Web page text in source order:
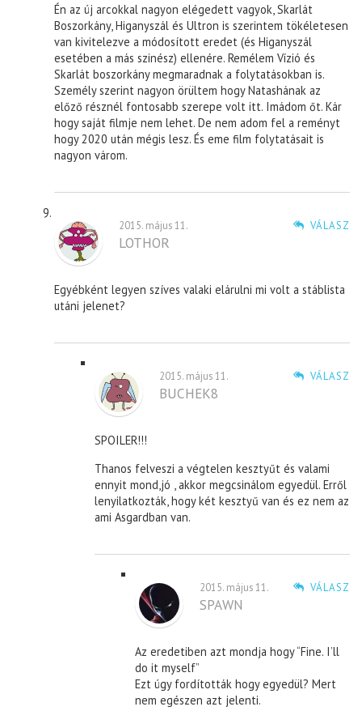
Én az új arcokkal nagyon elégedett vagyok, Skarlát
Boszorkány, Higanyszál és Ultron is szerintem tökéletesen
van kivitelezve a módosított eredet (és Higanyszál
esetében a más szinész) ellenére. Remélem Vízió és
Skarlát boszorkány megmaradnak a folytatásokban is.
Személy szerint nagyon örültem hogy Natashának az
előző résznél fontosabb szerepe volt itt. Imádom őt. Kár
hogy saját filmje nem lehet. De nem adom fel a reményt
hogy 2020 után mégis lesz. És eme film folytatásait is
nagyon várom.
VÁLASZ
2015. május 11.
LOTHOR
Egyébként legyen szíves valaki elárulni mi volt a stáblista
utáni jelenet?
VÁLASZ
2015. május 11.
BUCHEK8
SPOILER!!!
Thanos felveszi a végtelen kesztyűt és valami
ennyit mond,jó , akkor megcsinálom egyedül. Erről
lenyilatkozták, hogy két kesztyű van és ez nem az
ami Asgardban van.
VÁLASZ
2015. május 11.
SPAWN
Az eredetiben azt mondja hogy “Fine. I’ll
do it myself”
Ezt úgy fordították hogy egyedül? Mert
nem egészen azt jelenti.